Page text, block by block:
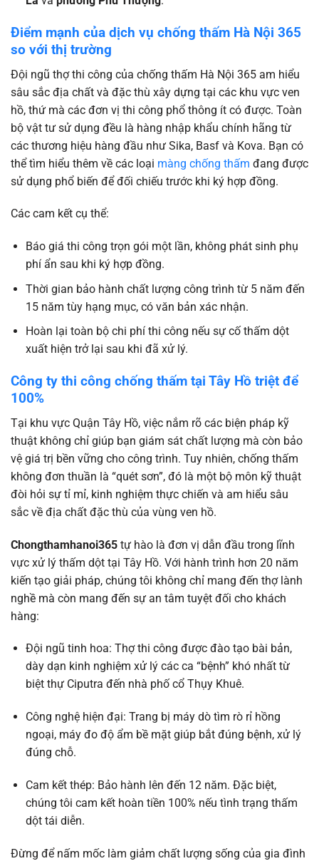
Điểm mạnh của dịch vụ chống thấm Hà Nội 365
so với thị trường
Đội ngũ thợ thi công của chống thấm Hà Nội 365 am hiểu
sâu sắc địa chất và đặc thù xây dựng tại các khu vực ven
hồ, thứ mà các đơn vị thi công phổ thông ít có được. Toàn
bộ vật tư sử dụng đều là hàng nhập khẩu chính hãng từ
các thương hiệu hàng đầu như Sika, Basf và Kova. Bạn có
thể tìm hiểu thêm về các loại màng chống thấm đang được
sử dụng phổ biến để đối chiếu trước khi ký hợp đồng.
Các cam kết cụ thể:
Báo giá thi công trọn gói một lần, không phát sinh phụ
phí ẩn sau khi ký hợp đồng.
Thời gian bảo hành chất lượng công trình từ 5 năm đến
15 năm tùy hạng mục, có văn bản xác nhận.
Hoàn lại toàn bộ chi phí thi công nếu sự cố thấm dột
xuất hiện trở lại sau khi đã xử lý.
Công ty thi công chống thấm tại Tây Hồ triệt để
100%
Tại khu vực Quận Tây Hồ, việc nắm rõ các biện pháp kỹ
thuật không chỉ giúp bạn giám sát chất lượng mà còn bảo
vệ giá trị bền vững cho công trình. Tuy nhiên, chống thấm
không đơn thuần là “quét sơn”, đó là một bộ môn kỹ thuật
đòi hỏi sự tỉ mỉ, kinh nghiệm thực chiến và am hiểu sâu
sắc về địa chất đặc thù của vùng ven hồ.
Chongthamhanoi365 tự hào là đơn vị dẫn đầu trong lĩnh
vực xử lý thấm dột tại Tây Hồ. Với hành trình hơn 20 năm
kiến tạo giải pháp, chúng tôi không chỉ mang đến thợ lành
nghề mà còn mang đến sự an tâm tuyệt đối cho khách
hàng:
Đội ngũ tinh hoa: Thợ thi công được đào tạo bài bản,
dày dạn kinh nghiệm xử lý các ca “bệnh” khó nhất từ
biệt thự Ciputra đến nhà phố cổ Thụy Khuê.
Công nghệ hiện đại: Trang bị máy dò tìm rò rỉ hồng
ngoại, máy đo độ ẩm bề mặt giúp bắt đúng bệnh, xử lý
đúng chỗ.
Cam kết thép: Bảo hành lên đến 12 năm. Đặc biệt,
chúng tôi cam kết hoàn tiền 100% nếu tình trạng thấm
dột tái diễn.
Đừng để nấm mốc làm giảm chất lượng sống của gia đình